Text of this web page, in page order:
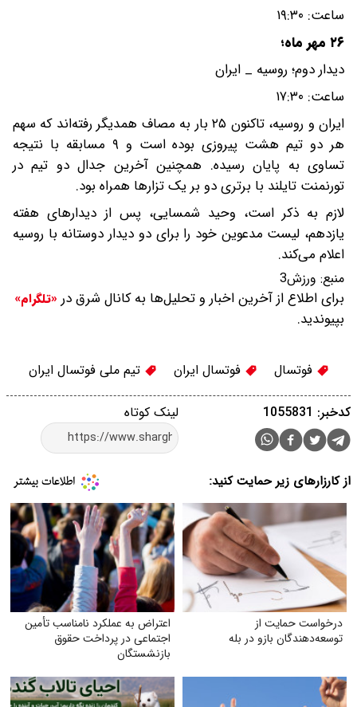
ساعت: ۱۹:۳۰
۲۶ مهر ماه؛
دیدار دوم؛ روسیه _ ایران
ساعت: ۱۷:۳۰
ایران و روسیه، تاکنون ۲۵ بار به مصاف همدیگر رفته‌اند که سهم
هر دو تیم هشت پیروزی بوده است و ۹ مسابقه با نتیجه
تساوی به پایان رسیده. همچنین آخرین جدال دو تیم در
تورنمنت تایلند با برتری دو بر یک تزارها همراه بود.
لازم به ذکر است، وحید شمسایی، پس از دیدارهای هفته
یازدهم، لیست مدعوین خود را برای دو دیدار دوستانه با روسیه
اعلام می‌کند.
منبع: ورزش3
برای اطلاع از آخرین اخبار و تحلیل‌ها به کانال شرق در «تلگرام»
بپیوندید.
فوتسال فوتسال ایران تیم ملی فوتسال ایران
لینک کوتاه کدخبر: 1055831
از کارزارهای زیر حمایت کنید:
درخواست حمایت از
توسعه‌دهندگان بازو در بله
اعتراض به عملکرد نامناسب تأمین
اجتماعی در پرداخت حقوق
بازنشستگان